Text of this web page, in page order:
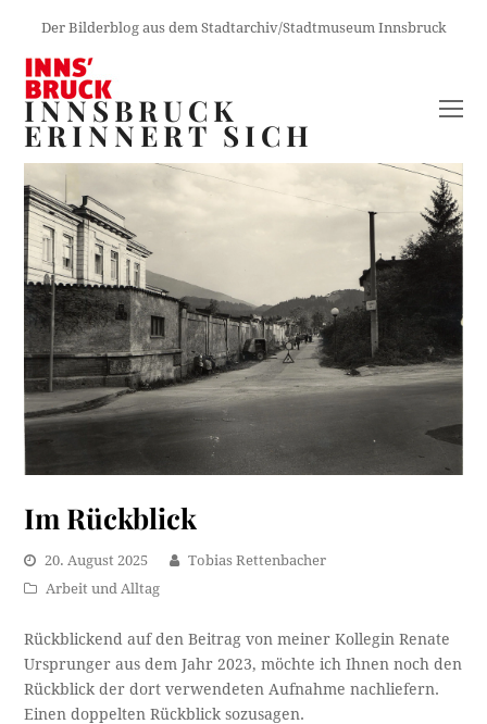
Der Bilderblog aus dem Stadtarchiv/Stadtmuseum Innsbruck
INNSBRUCK
ERINNERT SICH
Im Rückblick
20. August 2025
Tobias Rettenbacher
Arbeit und Alltag
Rückblickend auf den Beitrag von meiner Kollegin Renate
Ursprunger aus dem Jahr 2023, möchte ich Ihnen noch den
Rückblick der dort verwendeten Aufnahme nachliefern.
Einen doppelten Rückblick sozusagen.